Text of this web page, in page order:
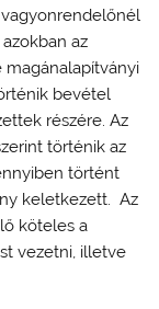
az
bevétel
részére. Az
történik az
történt
keletkezett. Az
köteles a
vezetni, illetve